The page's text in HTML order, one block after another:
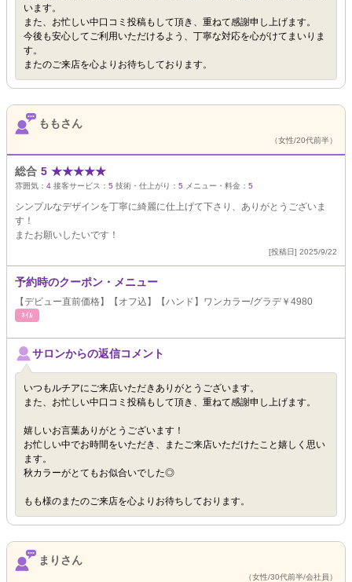
います。
また、お忙しい中口コミ投稿もして頂き、重ねて感謝申し上げます。
今後も安心してご利用いただけるよう、丁寧な対応を心がけてまいりま
す。
またのご来店を心よりお待ちしております。
ももさん
（女性/20代前半）
総合 5 ★★★★★
雰囲気： 4 接客サービス： 5 技術・仕上がり： 5 メニュー・料金： 5
シンプルなデザインを丁寧に綺麗に仕上げて下さり、ありがとうございま
す！
またお願いしたいです！
[投稿日] 2025/9/22
予約時のクーポン・メニュー
【デビュー直前価格】【オフ込】【ハンド】ワンカラー/グラデ￥4980
ﾈｲﾙ
サロンからの返信コメント
いつもルチアにご来店いただきありがとうございます。
また、お忙しい中口コミ投稿もして頂き、重ねて感謝申し上げます。
嬉しいお言葉ありがとうございます！
お忙しい中でお時間をいただき、またご来店いただけたこと嬉しく思い
ます。
秋カラーがとてもお似合いでした◎
もも様のまたのご来店を心よりお待ちしております。
まりさん
（女性/30代前半/会社員）